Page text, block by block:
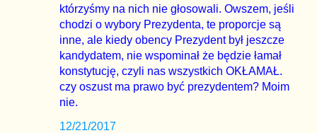
którzyśmy na nich nie głosowali. Owszem, jeśli
chodzi o wybory Prezydenta, te proporcje są
inne, ale kiedy obency Prezydent był jeszcze
kandydatem, nie wspominał że będzie łamał
konstytucję, czyli nas wszystkich OKŁAMAŁ.
czy oszust ma prawo być prezydentem? Moim
nie.
12/21/2017